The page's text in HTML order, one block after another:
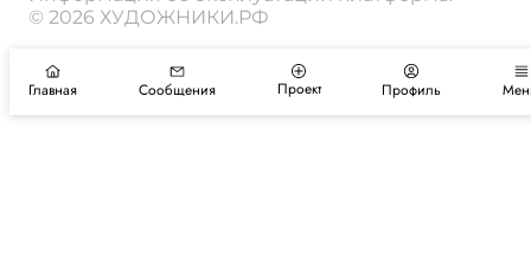
© 2026 ХУДОЖНИКИ.РФ
Главная Сообщения Проект Профиль